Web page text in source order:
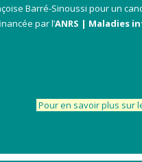
Barré-Sinoussi pour un
par l’ANRS | Maladies
Pour en savoir plus sur